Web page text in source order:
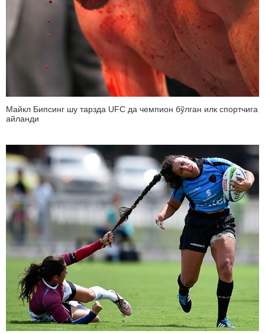
Майкл Бипсинг шу тарзда UFC да чемпион бўлган илк спортчига
айланди